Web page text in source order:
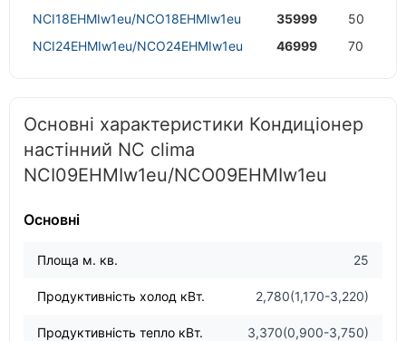
NCI18EHMIw1eu/NCO18EHMIw1eu
35999
50
NCI24EHMIw1eu/NCO24EHMIw1eu
46999 70
Основні характеристики Кондиціонер
настінний NC clima
NCI09EHMIw1eu/NCO09EHMIw1eu
Основні
Площа м. кв. 25
Продуктивність холод кВт. 2,780(1,170-3,220)
Продуктивність тепло кВт. 3,370(0,900-3,750)